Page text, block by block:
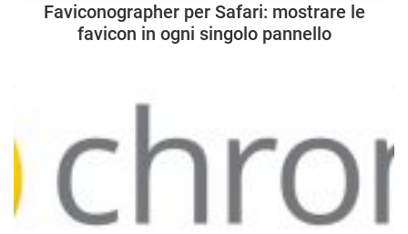
Faviconographer per Safari: mostrare le
favicon in ogni singolo pannello